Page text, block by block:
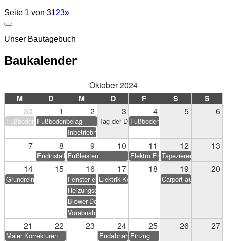
Seite 1 von 3123»
Unser Bautagebuch
Baukalender
Oktober 2024
M D M D F S S
30 1 2 3 4 5 6
FußbodenbelagFußbodenbelag Tag der Deutschen Einheit
Fußbodenbelag
Inbetriebnahme PV-Anlage
7 8 9 10 11 12 13
Endinstallation Heizung/Sanitär
Fußleisten Elektro Endarbeiten
Tapezieren &
14 15 16 17 18 19 20
Grundreinigung Fenster einstellenElektrik Korrekturen
Carport aufstellen
Heizungseinweisung
Blower-Door-Test
Vorabnahme
21 22 23 24 25 26 27
Maler Korrekturen EndabnahmeEinzug